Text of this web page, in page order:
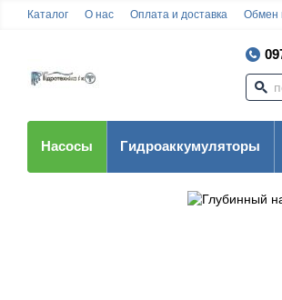
Каталог О нас Оплата и доставка Обмен
Насосы Гидроаккумуляторы